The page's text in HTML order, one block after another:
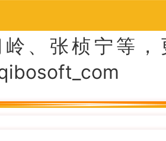
、张桢宁等，